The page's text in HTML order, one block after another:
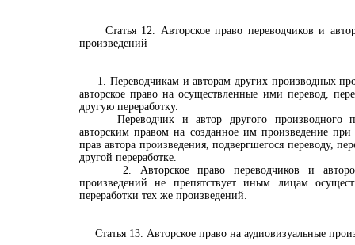
Статья 12. Авторское право переводчиков и
произведений
1. Переводчикам и авторам других производных
авторское право на осуществленные ими перевод,
другую переработку.
Переводчик и автор другого производного
авторским правом на созданное им произведение
прав автора произведения, подвергшегося переводу,
другой переработке.
2. Авторское право переводчиков и авторов
произведений не препятствует иным лицам
переработки тех же произведений.
Статья 13. Авторское право на аудиовизуальные